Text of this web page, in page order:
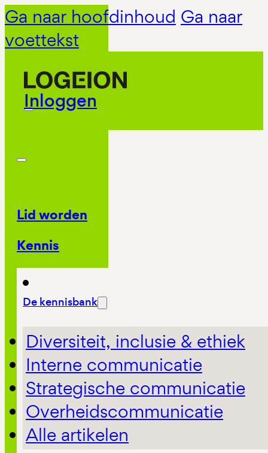
Ga naar hoofdinhoud Ga naar
voettekst
Inloggen
Lid worden
Kennis
De kennisbank
Diversiteit, inclusie & ethiek
Interne communicatie
Strategische communicatie
Overheidscommunicatie
Alle artikelen